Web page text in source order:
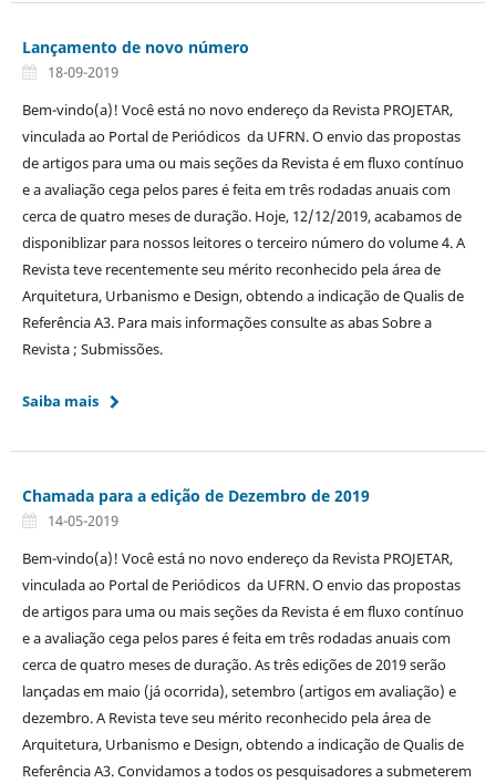
Lançamento de novo número
18-09-2019
Bem-vindo(a)! Você está no novo endereço da Revista PROJETAR,
vinculada ao Portal de Periódicos da UFRN. O envio das propostas
de artigos para uma ou mais seções da Revista é em fluxo contínuo
e a avaliação cega pelos pares é feita em três rodadas anuais com
cerca de quatro meses de duração. Hoje, 12/12/2019, acabamos de
disponiblizar para nossos leitores o terceiro número do volume 4. A
Revista teve recentemente seu mérito reconhecido pela área de
Arquitetura, Urbanismo e Design, obtendo a indicação de Qualis de
Referência A3. Para mais informações consulte as abas Sobre a
Revista ; Submissões.
Saiba mais
Chamada para a edição de Dezembro de 2019
14-05-2019
Bem-vindo(a)! Você está no novo endereço da Revista PROJETAR,
vinculada ao Portal de Periódicos da UFRN. O envio das propostas
de artigos para uma ou mais seções da Revista é em fluxo contínuo
e a avaliação cega pelos pares é feita em três rodadas anuais com
cerca de quatro meses de duração. As três edições de 2019 serão
lançadas em maio (já ocorrida), setembro (artigos em avaliação) e
dezembro. A Revista teve seu mérito reconhecido pela área de
Arquitetura, Urbanismo e Design, obtendo a indicação de Qualis de
Referência A3. Convidamos a todos os pesquisadores a submeterem